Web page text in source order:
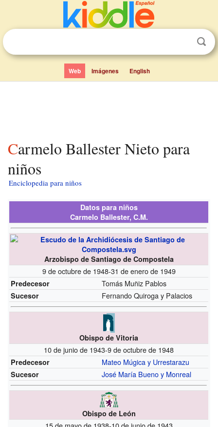
Web Imágenes English
Carmelo Ballester Nieto para
niños
Enciclopedia para niños
Datos para niños
Carmelo Ballester, C.M.
Arzobispo de Santiago de Compostela
9 de octubre de 1948-31 de enero de 1949
Predecesor Tomás Muñiz Pablos
Sucesor Fernando Quiroga y Palacios
Obispo de Vitoria
10 de junio de 1943-9 de octubre de 1948
Predecesor Mateo Múgica y Urrestarazu
Sucesor José María Bueno y Monreal
Obispo de León